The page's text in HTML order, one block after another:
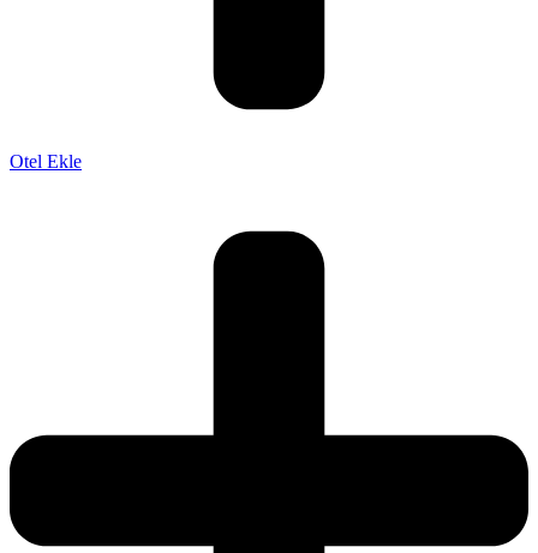
Otel Ekle